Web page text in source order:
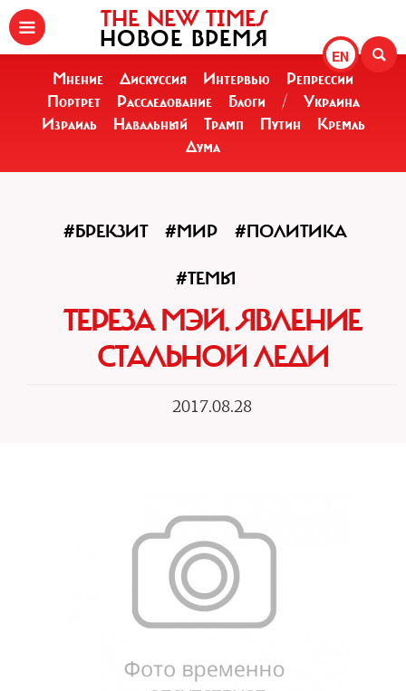
EN
THE NEW TIMES
НОВОЕ ВРЕМЯ
Мнение Дискуссия Интервью
Репрессии
Портрет
Расследование Блоги /
Украина
Израиль
Навальный Трамп Путин
Кремль
Дума
#БРЕКЗИТ #МИР #ПОЛИТИКА
#ТЕМЫ
ТЕРЕЗА МЭЙ. ЯВЛЕНИЕ
СТАЛЬНОЙ ЛЕДИ
2017.08.28